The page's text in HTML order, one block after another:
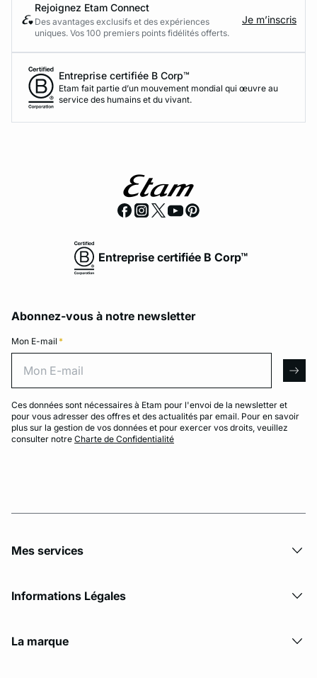
Rejoignez Etam Connect
Des avantages exclusifs et des expériences
uniques. Vos 100 premiers points fidélités offerts.
Je m’inscris
Entreprise certifiée B Corp™
Etam fait partie d’un mouvement mondial qui œuvre au
service des humains et du vivant.
Entreprise certifiée B Corp™
Abonnez-vous à notre newsletter
Mon E-mail *
Ces données sont nécessaires à Etam pour l'envoi de la newsletter et
pour vous adresser des offres et des actualités par email. Pour en savoir
plus sur la gestion de vos données et pour exercer vos droits, veuillez
consulter notre Charte de Confidentialité
Mes services
Informations Légales
La marque